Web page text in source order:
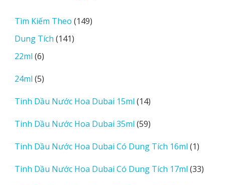
Tìm Kiếm Theo 149149
Dung Tích 141141
22ml 66
phẩm
24ml 55
phẩm
Tinh Dầu Nước Hoa Dubai 15ml 1414
phẩm
Tinh Dầu Nước Hoa Dubai 35ml 5959
phẩm
Tinh Dầu Nước Hoa Dubai Có Dung Tích 16ml 11
phẩm
Tinh Dầu Nước Hoa Dubai Có Dung Tích 17ml 3333